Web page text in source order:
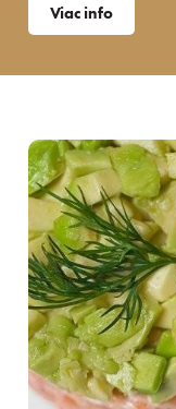
Viac info